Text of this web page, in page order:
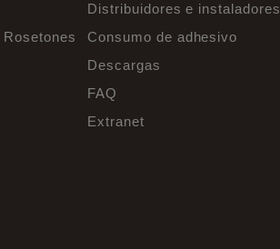
Distribuidores e instaladores
Consumo de adhesivo
Descargas
FAQ
Extranet